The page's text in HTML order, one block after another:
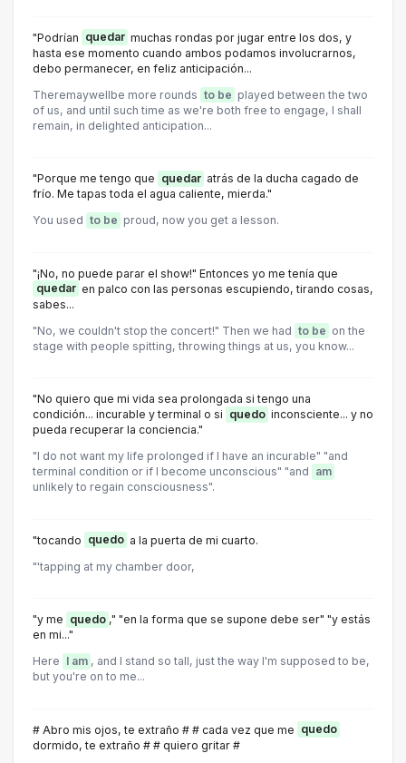
"Podrían quedar muchas rondas por jugar entre los dos, y
hasta ese momento cuando ambos podamos involucrarnos,
debo permanecer, en feliz anticipación...
Theremaywellbe more rounds to be played between the two
of us, and until such time as we're both free to engage, I shall
remain, in delighted anticipation...
"Porque me tengo que quedar atrás de la ducha cagado de
frío. Me tapas toda el agua caliente, mierda."
You used to be proud, now you get a lesson.
"¡No, no puede parar el show!" Entonces yo me tenía que
quedar en palco con las personas escupiendo, tirando cosas,
sabes...
"No, we couldn't stop the concert!" Then we had to be on the
stage with people spitting, throwing things at us, you know...
"No quiero que mi vida sea prolongada si tengo una
condición... incurable y terminal o si quedo inconsciente... y no
pueda recuperar la conciencia."
"I do not want my life prolonged if I have an incurable" "and
terminal condition or if I become unconscious" "and am
unlikely to regain consciousness".
"tocando quedo a la puerta de mi cuarto.
"'tapping at my chamber door,
"y me quedo ," "en la forma que se supone debe ser" "y estás
en mi..."
Here I am , and I stand so tall, just the way I'm supposed to be,
but you're on to me...
# Abro mis ojos, te extraño # # cada vez que me quedo
dormido, te extraño # # quiero gritar #